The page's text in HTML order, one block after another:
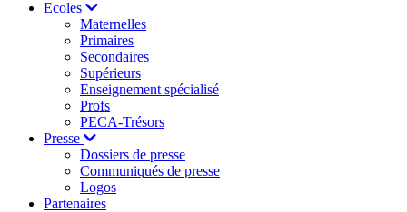
Ecoles
Maternelles
Primaires
Secondaires
Supérieurs
Enseignement spécialisé
Profs
PECA-Trésors
Presse
Dossiers de presse
Communiqués de presse
Logos
Partenaires